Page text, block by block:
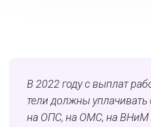
В 2022 году с вы­плат
те­ли долж­ны
на ОПС, на ОМС, на ВНиМ